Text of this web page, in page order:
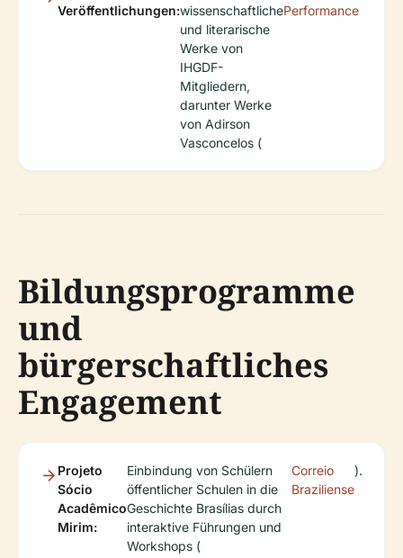
Veröffentlichungen:wissenschaftliche
und literarische
Werke von
IHGDF-
Mitgliedern,
darunter Werke
von Adirson
Vasconcelos (
Performance
Bildungsprogramme
und
bürgerschaftliches
Engagement
Projeto
Sócio
Acadêmico
Mirim:
Einbindung von Schülern
öffentlicher Schulen in die
Geschichte Brasílias durch
interaktive Führungen und
Workshops (
Correio
Braziliense
).